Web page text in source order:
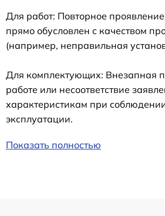
Для работ: Повторное
прямо обусловлен с качеством
(например, неправильная
Для комплектующих: Внезапная
работе или несоответствие
характеристикам при
эксплуатации.
Показать полностью